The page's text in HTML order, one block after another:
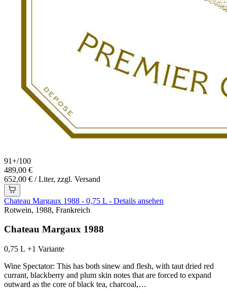
91+/100
489,00 €
652,00 € / Liter, zzgl. Versand
Chateau Margaux 1988 - 0,75 L - Details ansehen
Rotwein, 1988, Frankreich
Chateau Margaux 1988
0,75 L +1 Variante
Wine Spectator: This has both sinew and flesh, with taut dried red
currant, blackberry and plum skin notes that are forced to expand
outward as the core of black tea, charcoal,…